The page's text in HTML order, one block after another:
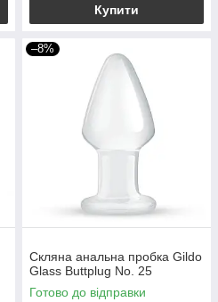
Купити
–8%
Скляна анальна пробка Gildo
Glass Buttplug No. 25
Готово до відправки